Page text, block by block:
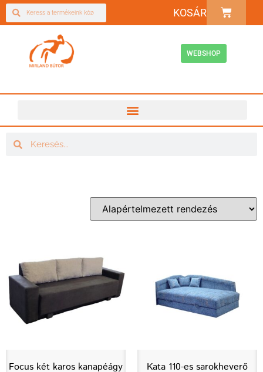
KOSÁR
WEBSHOP
Focus két karos kanapéágy Kata 110-es sarokheverő